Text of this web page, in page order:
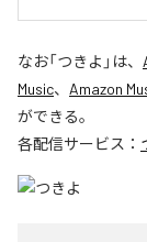
なお「つきよ 」は、
Music、 Amazon
ができる。
各配信サービス：